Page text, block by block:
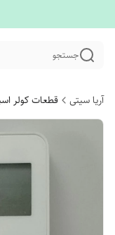
جستجو
آریا سیتی قطعات کولر